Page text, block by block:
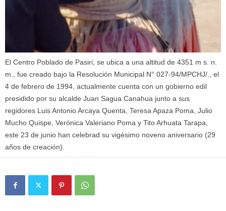
El Centro Poblado de Pasiri, se ubica a una altitud de 4351 m s. n.
m., fue creado bajo la Resolución Municipal N° 027-94/MPCHJ/., el
4 de febrero de 1994, actualmente cuenta con un gobierno edil
presidido por su alcalde Juan Sagua Canahua junto a sus
regidores Luis Antonio Arcaya Quenta, Teresa Apaza Poma, Julio
Mucho Quispe, Verónica Valeriano Poma y Tito Arhuata Tarapa,
este 23 de junio han celebrad su vigésimo noveno aniversario (29
años de creación).